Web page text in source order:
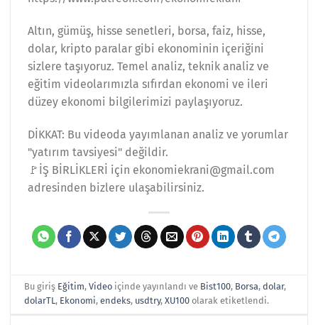
Altın, gümüş, hisse senetleri, borsa, faiz, hisse,
dolar, kripto paralar gibi ekonominin içeriğini
sizlere taşıyoruz. Temel analiz, teknik analiz ve
eğitim videolarımızla sıfırdan ekonomi ve ileri
düzey ekonomi bilgilerimizi paylaşıyoruz.
DİKKAT: Bu videoda yayımlanan analiz ve yorumlar
"yatırım tavsiyesi" değildir.
🚩İŞ BİRLİKLERİ için ekonomiekrani@gmail.com
adresinden bizlere ulaşabilirsiniz.
Bu giriş Eğitim,Video içinde yayınlandı ve Bist100, Borsa,dolar,
dolarTL, Ekonomi,endeks, usdtry,XU100 olarak etiketlendi.